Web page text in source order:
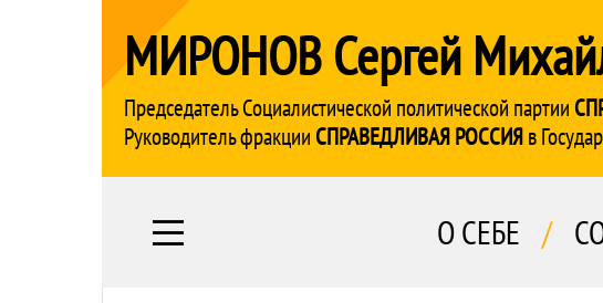
МИРОНОВ Сергей
Председатель Социалистической политической партии
Руководитель фракции СПРАВЕДЛИВАЯ РОССИЯв
О СЕБЕ /